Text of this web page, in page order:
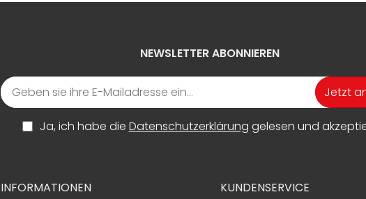
NEWSLETTER ABONNIEREN
Jetzt
Ja, ich habe die Datenschutzerklärung gelesen und
INFORMATIONEN
KUNDENSERVICE